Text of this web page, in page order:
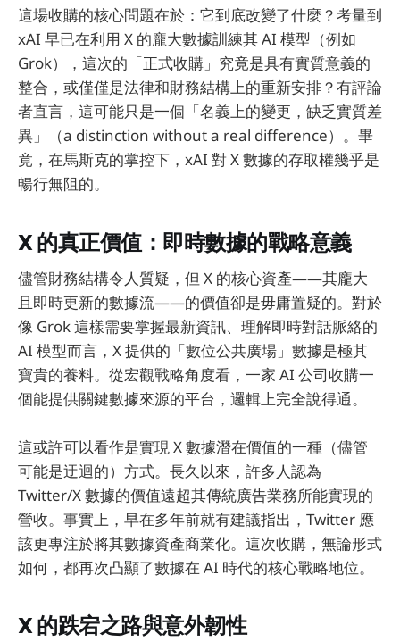
這場收購的核心問題在於：它到底改變了什麼？考量到
xAI 早已在利用 X 的龐大數據訓練其 AI 模型（例如
Grok），這次的「正式收購」究竟是具有實質意義的
整合，或僅僅是法律和財務結構上的重新安排？有評論
者直言，這可能只是一個「名義上的變更，缺乏實質差
異」（a distinction without a real difference）。畢
竟，在馬斯克的掌控下，xAI 對 X 數據的存取權幾乎是
暢行無阻的。
X 的真正價值：即時數據的戰略意義
儘管財務結構令人質疑，但 X 的核心資產——其龐大
且即時更新的數據流——的價值卻是毋庸置疑的。對於
像 Grok 這樣需要掌握最新資訊、理解即時對話脈絡的
AI 模型而言，X 提供的「數位公共廣場」數據是極其
寶貴的養料。從宏觀戰略角度看，一家 AI 公司收購一
個能提供關鍵數據來源的平台，邏輯上完全說得通。
這或許可以看作是實現 X 數據潛在價值的一種（儘管
可能是迂迴的）方式。長久以來，許多人認為
Twitter/X 數據的價值遠超其傳統廣告業務所能實現的
營收。事實上，早在多年前就有建議指出，Twitter 應
該更專注於將其數據資產商業化。這次收購，無論形式
如何，都再次凸顯了數據在 AI 時代的核心戰略地位。
X 的跌宕之路與意外韌性